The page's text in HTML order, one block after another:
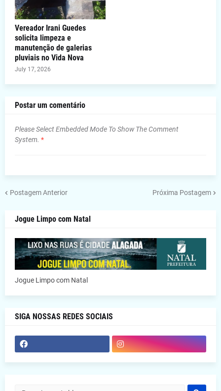
Vereador Irani Guedes
solicita limpeza e
manutenção de galerias
pluviais no Vida Nova
July 17, 2026
Postar um comentário
Please Select Embedded Mode To Show The Comment
System. *
Postagem Anterior Próxima Postagem
Jogue Limpo com Natal
Jogue Limpo com Natal
SIGA NOSSAS REDES SOCIAIS